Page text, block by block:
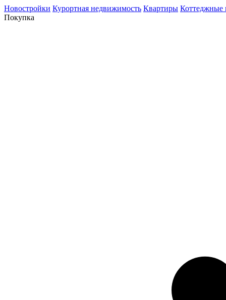
Новостройки Курортная недвижимость Квартиры Коттеджные
Покупка